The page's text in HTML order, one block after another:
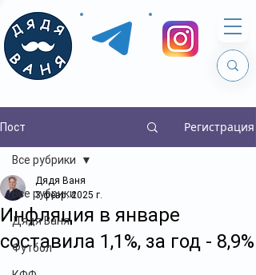
Пост Регистрация
Все рубрики
Дядя Ваня
Футбол
Все рубрики
Инфляция в январе
составила 1,1%, за год - 8,9%
Дядя Ваня
3 февр. 2025 г.